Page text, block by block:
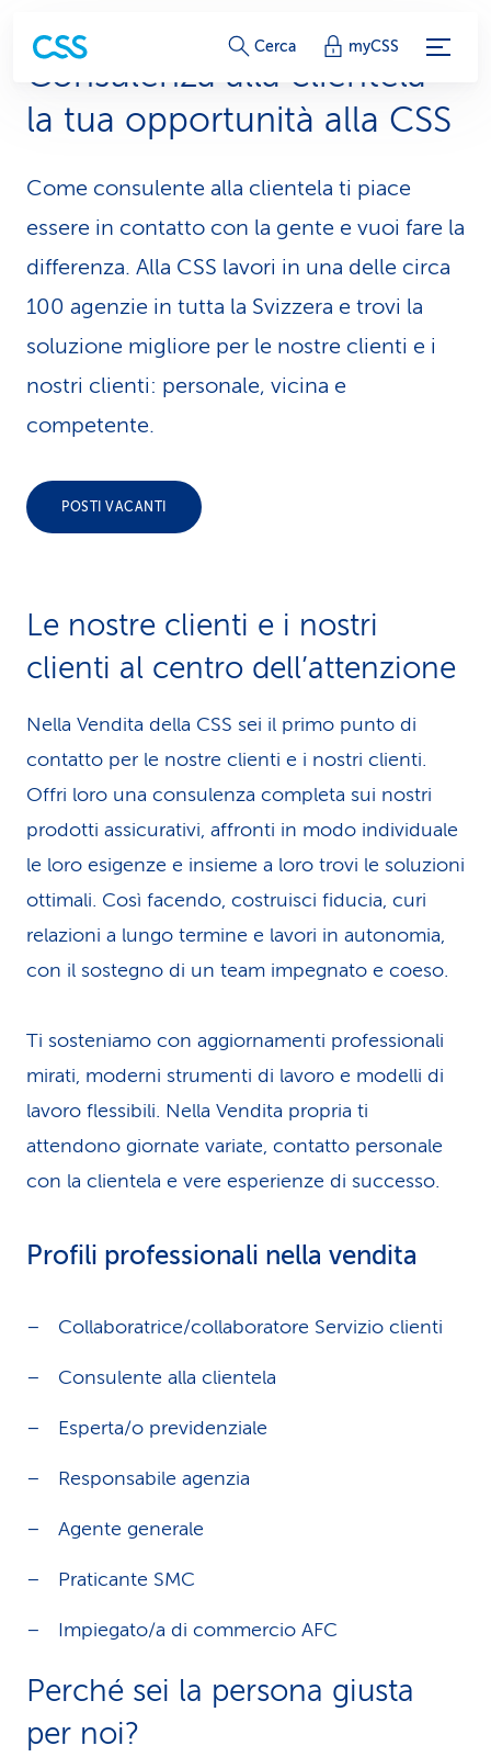
c
o
l
l
e
g
a
m
e
i
s
r
i
z
i
o
Cerca myCSS
Consulenza alla clientela –
la tua opportunità alla CSS
Come consulente alla clientela ti piace
essere in contatto con la gente e vuoi fare la
differenza. Alla CSS lavori in una delle circa
100 agenzie in tutta la Svizzera e trovi la
soluzione migliore per le nostre clienti e i
nostri clienti: personale, vicina e
competente.
POSTI VACANTI
Le nostre clienti e i nostri
clienti al centro dell’attenzione
Nella Vendita della CSS sei il primo punto di
contatto per le nostre clienti e i nostri clienti.
Offri loro una consulenza completa sui nostri
prodotti assicurativi, affronti in modo individuale
le loro esigenze e insieme a loro trovi le soluzioni
ottimali. Così facendo, costruisci fiducia, curi
relazioni a lungo termine e lavori in autonomia,
con il sostegno di un team impegnato e coeso.
Ti sosteniamo con aggiornamenti professionali
mirati, moderni strumenti di lavoro e modelli di
lavoro flessibili. Nella Vendita propria ti
attendono giornate variate, contatto personale
con la clientela e vere esperienze di successo.
Profili professionali nella vendita
Collaboratrice/collaboratore Servizio clienti
Consulente alla clientela
Esperta/o previdenziale
Responsabile agenzia
Agente generale
Praticante SMC
Impiegato/a di commercio AFC
Perché sei la persona giusta
per noi?